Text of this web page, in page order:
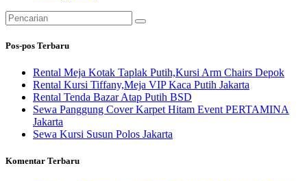
Pencarian
untuk:
Pos-pos Terbaru
Rental Meja Kotak Taplak Putih,Kursi Arm Chairs Depok
Rental Kursi Tiffany,Meja VIP Kaca Putih Jakarta
Rental Tenda Bazar Atap Putih BSD
Sewa Panggung Cover Karpet Hitam Event PERTAMINA
Jakarta
Sewa Kursi Susun Polos Jakarta
Komentar Terbaru